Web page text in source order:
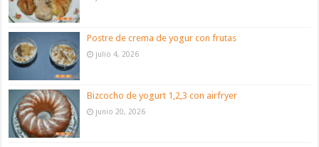
Postre de crema de yogur con frutas
julio 4, 2026
Bizcocho de yogurt 1,2,3 con airfryer
junio 20, 2026